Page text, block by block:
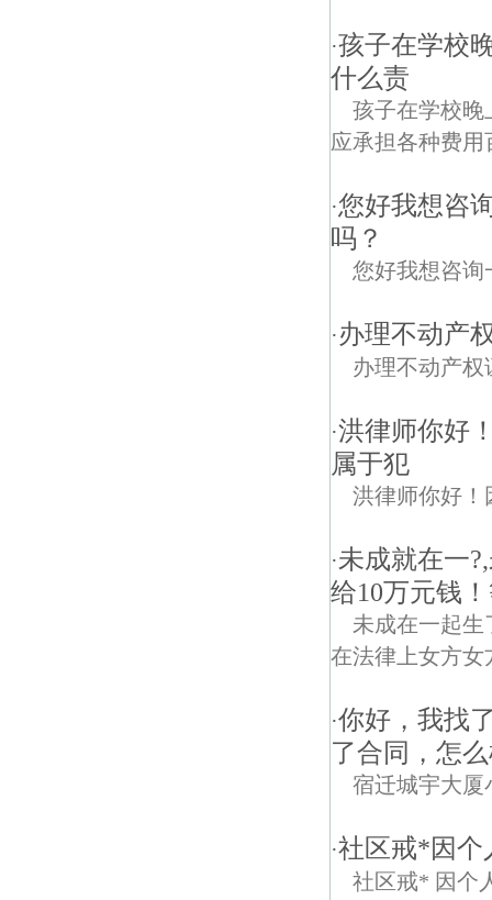
·孩子在学校
什么责
孩子在学校晚
应承担各种费
·您好我想咨
吗？
您好我想咨询
·办理不动产
办理不动产
·洪律师你好
属于犯
洪律师你好！
·未成就在一
给10万元钱
未成在一起生
在法律上女方女
·你好，我找
了合同，怎
宿迁城宇大厦
·社区戒*因个
社区戒* 因个